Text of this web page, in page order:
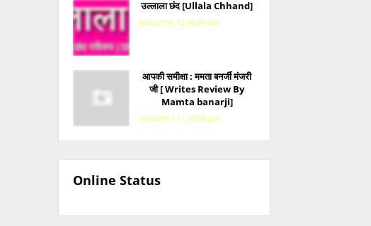
उल्लाला छंद [Ullala Chhand]
8/08/2018 12:46:00 am
आपकी समीक्षा : ममता बनर्जी मंजरी
जी [ Writes Review By
Mamta banarji]
3/03/2017 11:25:00 pm
Online Status